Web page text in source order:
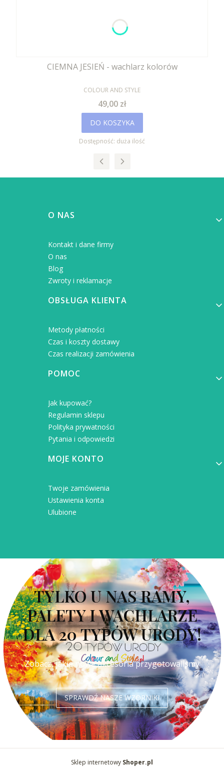
CIEMNA JESIEŃ - wachlarz kolorów
PRODUCENT
COLOUR AND STYLE
Cena
49,00 zł
DO KOSZYKA
Dostępność: duża ilość
Linki w stopce
O NAS
Kontakt i dane firmy
O nas
Blog
Zwroty i reklamacje
OBSŁUGA KLIENTA
Metody płatności
Czas i koszty dostawy
Czas realizacji zamówienia
POMOC
Jak kupować?
Regulamin sklepu
Polityka prywatności
Pytania i odpowiedzi
MOJE KONTO
Twoje zamówienia
Ustawienia konta
Ulubione
TYLKO U NAS RAMY,
PALETY I WACHLARZE
DLA 20 TYPÓW URODY!
Zobacz, jakie nowe akcesoria przygotowaliśmy
SPRAWDŹ NASZE WZORNIKI
Sklep internetowy Shoper.pl